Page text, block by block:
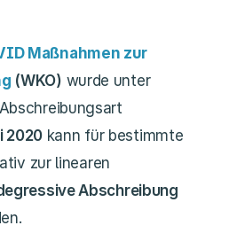
Maßnahmen zur
(WKO) wurde unter
2020kann für bestimmte
zur linearen
Abschreibung